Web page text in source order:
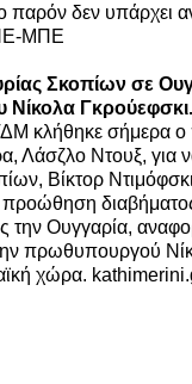
παρόν δεν υπάρχει
ΜΠΕ
Σκοπίων σε
Νίκολα Γκρούεφσκι.
κλήθηκε σήμερα ο
Λάσζλο Ντουξ, για
Βίκτορ
Ουγγαρία,
πρωθυπουργού
χώρα.